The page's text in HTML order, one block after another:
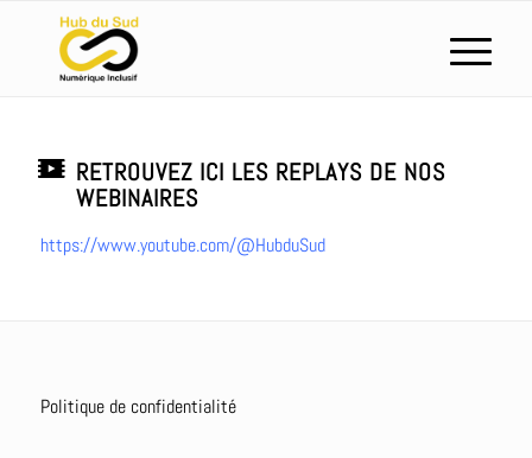
RETROUVEZ ICI LES REPLAYS DE NOS
WEBINAIRES
https://www.youtube.com/@HubduSud
Politique de confidentialité